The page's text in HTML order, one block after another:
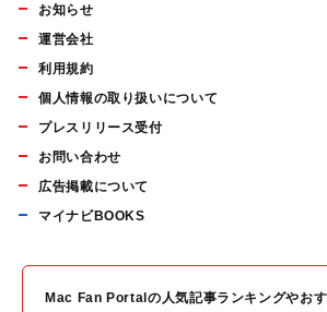
お知らせ
運営会社
利用規約
個人情報の取り扱いについて
プレスリリース受付
お問い合わせ
広告掲載について
マイナビBOOKS
Mac Fan Portalの人気記事ランキングやお